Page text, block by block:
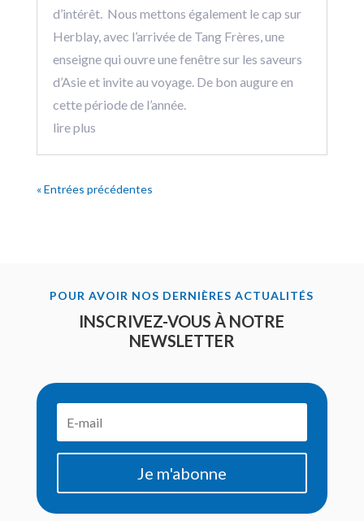
d’intérêt. Nous mettons également le cap sur
Herblay, avec l’arrivée de Tang Frères, une
enseigne qui ouvre une fenêtre sur les saveurs
d’Asie et invite au voyage. De bon augure en
cette période de l’année.
lire plus
« Entrées précédentes
POUR AVOIR NOS DERNIÈRES ACTUALITÉS
INSCRIVEZ-VOUS À NOTRE
NEWSLETTER
Je m'abonne